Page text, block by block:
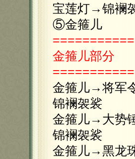
宝莲灯→锦襕
⑤金箍儿
金箍儿部分
金箍儿→将
锦襕袈裟
金箍儿→大
锦襕袈裟
金箍儿→黑